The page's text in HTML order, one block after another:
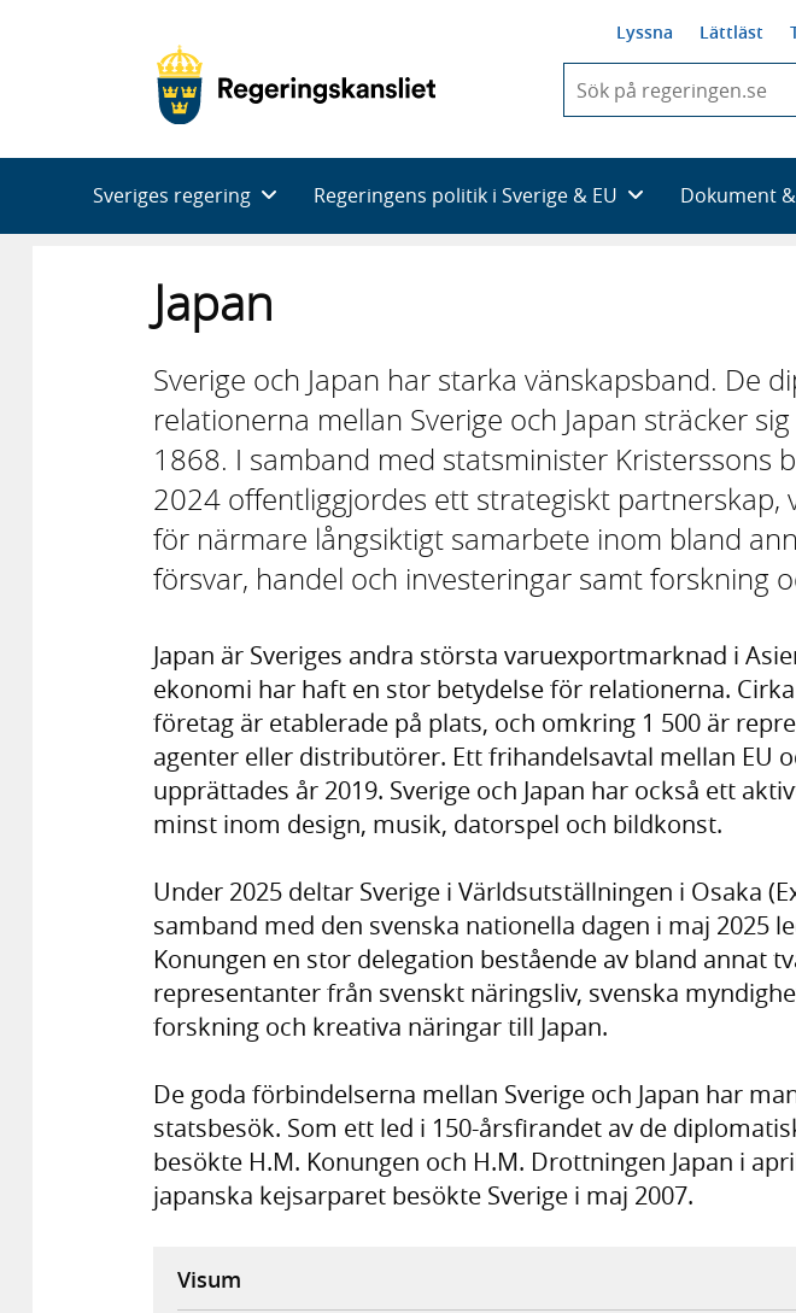
Lyssna Lättläst
du
skriva
framträder
en
Sveriges regering Regeringens politik i Sverige & EU Dokument
Japan
Sverige och Japan har starka vänskapsband. De
relationerna mellan Sverige och Japan sträcker
1868. I samband med statsminister Kristerssons
2024 offentliggjordes ett strategiskt partnerskap,
för närmare långsiktigt samarbete inom bland
försvar, handel och investeringar samt forskning
Japan är Sveriges andra största varuexportmarknad i
ekonomi har haft en stor betydelse för relationerna.
företag är etablerade på plats, och omkring 1 500 är
agenter eller distributörer. Ett frihandelsavtal mellan EU
upprättades år 2019. Sverige och Japan har också ett
minst inom design, musik, datorspel och bildkonst.
Under 2025 deltar Sverige i Världsutställningen i Osaka
samband med den svenska nationella dagen i maj 2025
Konungen en stor delegation bestående av bland annat
representanter från svenskt näringsliv, svenska
forskning och kreativa näringar till Japan.
De goda förbindelserna mellan Sverige och Japan har
statsbesök. Som ett led i 150-årsfirandet av de
besökte H.M. Konungen och H.M. Drottningen Japan i
japanska kejsarparet besökte Sverige i maj 2007.
Visum